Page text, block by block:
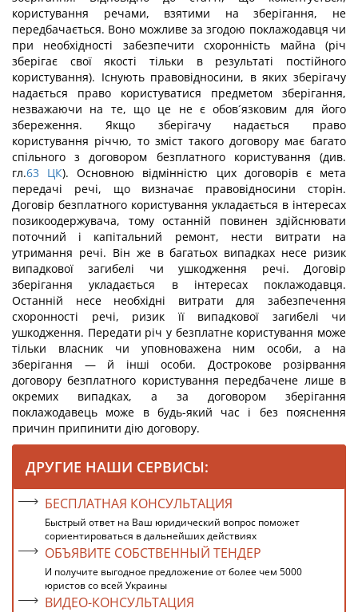
користування речами, взятими на зберігання, не
передбачається. Воно можливе за згодою поклажодавця чи
при необхідності забезпечити схоронність майна (річ
зберігає свої якості тільки в результаті постійного
користування). Існують правовідносини, в яких зберігачу
надається право користуватися предметом зберігання,
незважаючи на те, що це не є обов´язковим для його
збереження. Якщо зберігачу надається право
користування річчю, то зміст такого договору має багато
спільного з договором безплатного користування (див.
гл.63 ЦК). Основною відмінністю цих договорів є мета
передачі речі, що визначає правовідносини сторін.
Договір безплатного користування укладається в інтересах
позикоодержувача, тому останній повинен здійснювати
поточний і капітальний ремонт, нести витрати на
утримання речі. Він же в багатьох випадках несе ризик
випадкової загибелі чи ушкодження речі. Договір
зберігання укладається в інтересах поклажодавця.
Останній несе необхідні витрати для забезпечення
схоронності речі, ризик її випадкової загибелі чи
ушкодження. Передати річ у безплатне користування може
тільки власник чи уповноважена ним особи, а на
зберігання — й інші особи. Дострокове розірвання
договору безплатного користування передбачене лише в
окремих випадках, а за договором зберігання
поклажодавець може в будь-який час і без пояснення
причин припинити дію договору.
ДРУГИЕ НАШИ СЕРВИСЫ:
БЕСПЛАТНАЯ КОНСУЛЬТАЦИЯ
Быстрый ответ на Ваш юридический вопрос поможет
сориентироваться в дальнейших действиях
ОБЪЯВИТЕ СОБСТВЕННЫЙ ТЕНДЕР
И получите выгодное предложение от более чем 5000
юристов со всей Украины
ВИДЕО-КОНСУЛЬТАЦИЯ